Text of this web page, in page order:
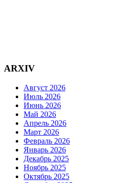
ARXIV
Август 2026
Июль 2026
Июнь 2026
Май 2026
Апрель 2026
Март 2026
Февраль 2026
Январь 2026
Декабрь 2025
Ноябрь 2025
Октябрь 2025